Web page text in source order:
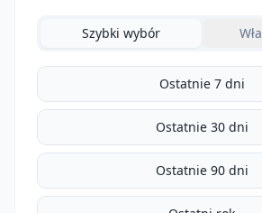
Szybki wybór
Ostatnie 7 dni
Ostatnie 30 dni
Ostatnie 90 dni